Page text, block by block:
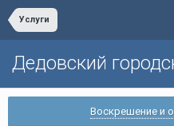
Услуги
Дедовский
Воскрешение и